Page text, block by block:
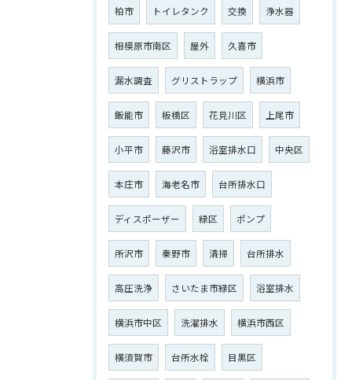
柏市 トイレタンク 交換 浄水器
相模原市南区 屋外 久喜市
漏水調査 グリストラップ 横浜市
飯能市 板橋区 花見川区 上尾市
小平市 藤沢市 浴室排水口 中央区
本庄市 海老名市 台所排水口
ディスポーザー 緑区 ポンプ
所沢市 秦野市 清掃 台所排水
高圧洗浄 さいたま市緑区 浴室排水
横浜市中区 洗濯排水 横浜市西区
横須賀市 台所水栓 目黒区